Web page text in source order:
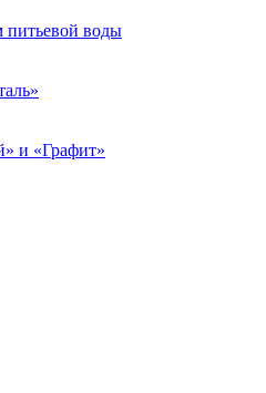
питьевой воды
и «Графит»